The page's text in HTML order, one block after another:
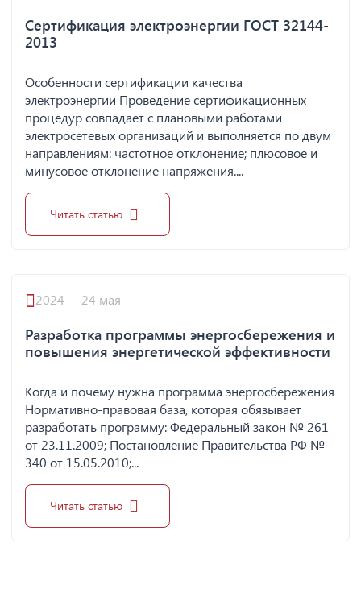
Сертификация электроэнергии ГОСТ 32144-
2013
Особенности сертификации качества
электроэнергии Проведение сертификационных
процедур совпадает с плановыми работами
электросетевых организаций и выполняется по двум
направлениям: частотное отклонение; плюсовое и
минусовое отклонение напряжения....
Читать статью
2024 24 мая
Разработка программы энергосбережения и
повышения энергетической эффективности
Когда и почему нужна программа энергосбережения
Нормативно-правовая база, которая обязывает
разработать программу: Федеральный закон № 261
от 23.11.2009; Постановление Правительства РФ №
340 от 15.05.2010;...
Читать статью